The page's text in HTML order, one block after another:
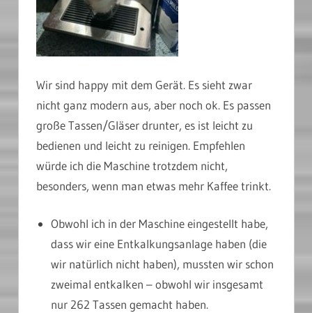
Wir sind happy mit dem Gerät. Es sieht zwar
nicht ganz modern aus, aber noch ok. Es passen
große Tassen/Gläser drunter, es ist leicht zu
bedienen und leicht zu reinigen. Empfehlen
würde ich die Maschine trotzdem nicht,
besonders, wenn man etwas mehr Kaffee trinkt.
Obwohl ich in der Maschine eingestellt habe,
dass wir eine Entkalkungsanlage haben (die
wir natürlich nicht haben), mussten wir schon
zweimal entkalken – obwohl wir insgesamt
nur 262 Tassen gemacht haben.